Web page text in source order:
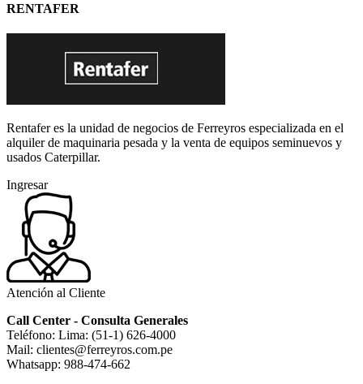
RENTAFER
Rentafer es la unidad de negocios de Ferreyros especializada en el
alquiler de maquinaria pesada y la venta de equipos seminuevos y
usados Caterpillar.
Ingresar
Atención al Cliente
Call Center - Consulta Generales
Teléfono: Lima: (51-1) 626-4000
Mail: clientes@ferreyros.com.pe
Whatsapp: 988-474-662